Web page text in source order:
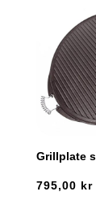
Grillplate
795,00 kr